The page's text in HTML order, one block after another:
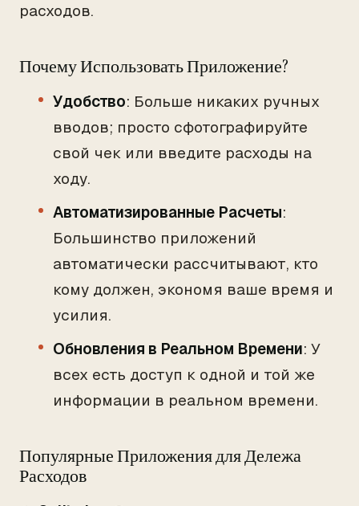
расходов.
Почему Использовать Приложение?
Удобство: Больше никаких ручных
вводов; просто сфотографируйте
свой чек или введите расходы на
ходу.
Автоматизированные Расчеты:
Большинство приложений
автоматически рассчитывают, кто
кому должен, экономя ваше время и
усилия.
Обновления в Реальном Времени: У
всех есть доступ к одной и той же
информации в реальном времени.
Популярные Приложения для Дележа
Расходов